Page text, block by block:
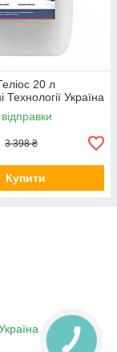
20 л
Технології Україна
3 398 ₴
Купити